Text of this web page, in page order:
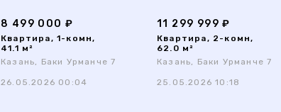
8 499 000 ₽
Квартира, 1-комн,
41.1 м²
Казань, Баки Урманче 7
26.05.2026 00:04
11 299 999 ₽
Квартира, 2-комн,
62.0 м²
Казань, Баки Урманче 7
25.05.2026 10:18